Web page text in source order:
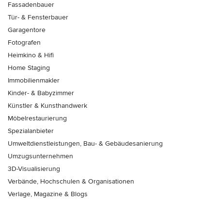
Fassadenbauer
Tür- & Fensterbauer
Garagentore
Fotografen
Heimkino & Hifi
Home Staging
Immobilienmakler
Kinder- & Babyzimmer
Künstler & Kunsthandwerk
Möbelrestaurierung
Spezialanbieter
Umweltdienstleistungen, Bau- & Gebäudesanierung
Umzugsunternehmen
3D-Visualisierung
Verbände, Hochschulen & Organisationen
Verlage, Magazine & Blogs